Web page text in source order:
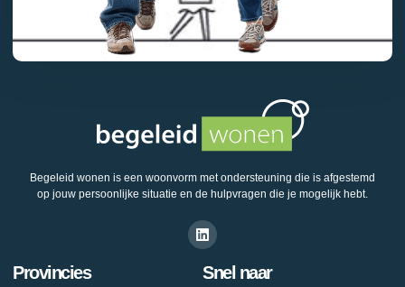
Begeleid wonen is een woonvorm met ondersteuning die is afgestemd
op jouw persoonlijke situatie en de hulpvragen die je mogelijk hebt.
Provincies Snel naar